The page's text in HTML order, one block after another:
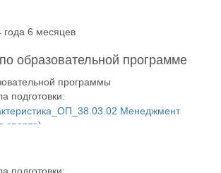
года 6 месяцев
образовательной программе
программы
подготовки:
Менеджмент
спорте)
Менеджмент
спорте)